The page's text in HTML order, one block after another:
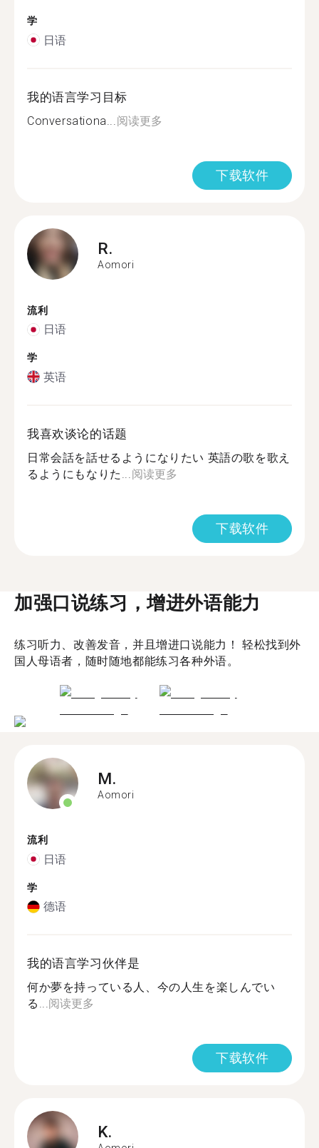
学
日语
我的语言学习目标
Conversationa... 阅读更多
下载软件
R.
Aomori
流利
日语
学
英语
我喜欢谈论的话题
日常会話を話せるようになりたい 英語の歌を歌え
るようにもなりた... 阅读更多
下载软件
加强口说练习，增进外语能力
练习听力、改善发音，并且增进口说能力！ 轻松找到外
国人母语者，随时随地都能练习各种外语。
M.
Aomori
流利
日语
学
德语
我的语言学习伙伴是
何か夢を持っている人、今の人生を楽しんでい
る...阅读更多
下载软件
K.